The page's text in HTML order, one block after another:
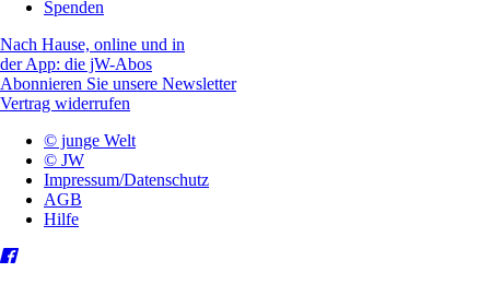
Spenden
Nach Hause, online und in
der App: die jW-Abos
Abonnieren Sie unsere Newsletter
Vertrag widerrufen
© junge Welt
© JW
Impressum/Datenschutz
AGB
Hilfe